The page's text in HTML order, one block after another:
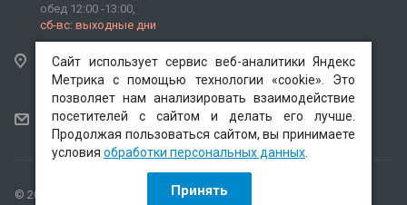
обед 12:00 -13:00,
сб-вс: выходные дни
662520, Красноярский край, г. Красноярск, гп.
Березовка, ул. Трактовая, зд. "1В".
len.agrosnab@yandex.ru
© 2026 ОАО "Ленинскагроснаб"
Сайт использует сервис веб-аналитики Яндекс
Метрика с помощью технологии «cookie». Это
позволяет нам анализировать взаимодействие
посетителей с сайтом и делать его лучше.
Продолжая пользоваться сайтом, вы принимаете
условия обработки персональных данных
Принять
Сайт использует сервис веб-аналитики Яндекс
Метрика с помощью технологии «cookie». Это
позволяет нам анализировать взаимодействие
посетителей с сайтом и делать его лучше.
Продолжая пользоваться сайтом, вы принимаете
условия обработки персональных данных
Принять